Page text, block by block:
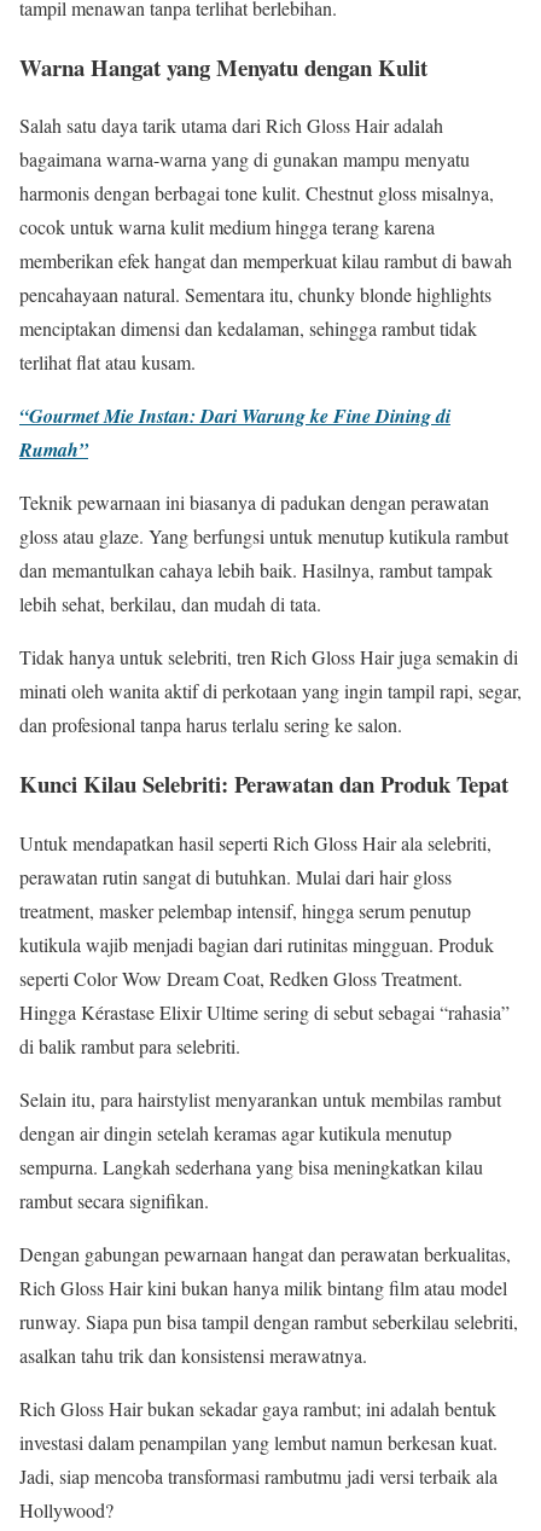
tampil menawan tanpa terlihat berlebihan.
Warna Hangat yang Menyatu dengan Kulit
Salah satu daya tarik utama dari Rich Gloss Hair adalah
bagaimana warna-warna yang di gunakan mampu menyatu
harmonis dengan berbagai tone kulit. Chestnut gloss misalnya,
cocok untuk warna kulit medium hingga terang karena
memberikan efek hangat dan memperkuat kilau rambut di bawah
pencahayaan natural. Sementara itu, chunky blonde highlights
menciptakan dimensi dan kedalaman, sehingga rambut tidak
terlihat flat atau kusam.
“Gourmet Mie Instan: Dari Warung ke Fine Dining di
Rumah”
Teknik pewarnaan ini biasanya di padukan dengan perawatan
gloss atau glaze. Yang berfungsi untuk menutup kutikula rambut
dan memantulkan cahaya lebih baik. Hasilnya, rambut tampak
lebih sehat, berkilau, dan mudah di tata.
Tidak hanya untuk selebriti, tren Rich Gloss Hair juga semakin di
minati oleh wanita aktif di perkotaan yang ingin tampil rapi, segar,
dan profesional tanpa harus terlalu sering ke salon.
Kunci Kilau Selebriti: Perawatan dan Produk Tepat
Untuk mendapatkan hasil seperti Rich Gloss Hair ala selebriti,
perawatan rutin sangat di butuhkan. Mulai dari hair gloss
treatment, masker pelembap intensif, hingga serum penutup
kutikula wajib menjadi bagian dari rutinitas mingguan. Produk
seperti Color Wow Dream Coat, Redken Gloss Treatment.
Hingga Kérastase Elixir Ultime sering di sebut sebagai “rahasia”
di balik rambut para selebriti.
Selain itu, para hairstylist menyarankan untuk membilas rambut
dengan air dingin setelah keramas agar kutikula menutup
sempurna. Langkah sederhana yang bisa meningkatkan kilau
rambut secara signifikan.
Dengan gabungan pewarnaan hangat dan perawatan berkualitas,
Rich Gloss Hair kini bukan hanya milik bintang film atau model
runway. Siapa pun bisa tampil dengan rambut seberkilau selebriti,
asalkan tahu trik dan konsistensi merawatnya.
Rich Gloss Hair bukan sekadar gaya rambut; ini adalah bentuk
investasi dalam penampilan yang lembut namun berkesan kuat.
Jadi, siap mencoba transformasi rambutmu jadi versi terbaik ala
Hollywood?